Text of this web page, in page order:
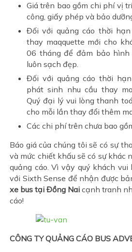
Giá trên bao gồm chi phí vị
công, giấy phép và bảo
Đối với quảng cáo thời
thay maqquette mới cho
06 tháng để đảm bảo hình
luôn sạch đẹp.
Đối với quảng cáo thời
phát sinh nhu cầu thay
Quý đại lý vui lòng thanh
cho mỗi lần thay đổi thêm
Các chi phí trên chưa bao
Báo giá của chúng tôi sẽ có sự
và mức chiết khấu sẽ có sự khác
quảng cáo. Vì vậy quý khách
với Sixth Sense để nhận được
xe bus tại Đồng Nai cạnh tranh
cáo!
CÔNG TY QUẢNG CÁO BUS